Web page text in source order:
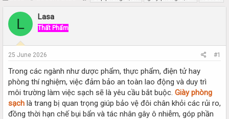
r
a
s
a
r
e
r
a
r
t
a
e
L Lasa
Thất Phẩm
25 June 2026 #1
Trong các ngành như dược phẩm, thực phẩm, điện tử hay
phòng thí nghiệm, việc đảm bảo an toàn lao động và duy trì
môi trường làm việc sạch sẽ là yêu cầu bắt buộc. Giày phòng
sạch là trang bị quan trọng giúp bảo vệ đôi chân khỏi các rủi ro,
đồng thời hạn chế bụi bẩn và tác nhân gây ô nhiễm, góp phần